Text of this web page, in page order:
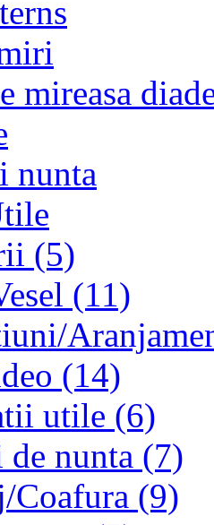
mireasa
nunta
(5)
(11)
(14)
utile (6)
nunta (7)
Coafura (9)